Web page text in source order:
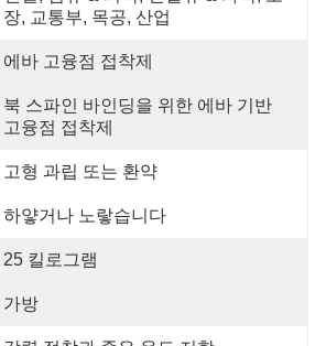
장, 교통부, 목공, 산업
에바 고융점 접착제
북 스파인 바인딩을 위한 에바 기반
고융점 접착제
고형 과립 또는 환약
하얗거나 노랗습니다
25 킬로그램
가방